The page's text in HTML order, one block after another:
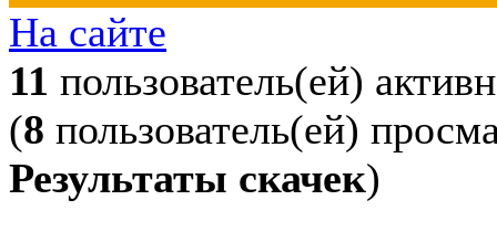
На сайте
11 пользователь(ей)
(8 пользователь(ей)
Результаты скачек)